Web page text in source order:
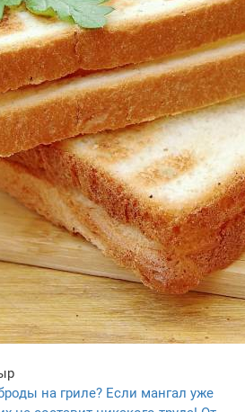
на гриле? Если мангал уже